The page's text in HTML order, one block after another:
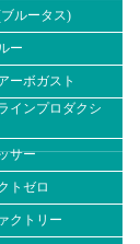
ブルータス)
ー
ーボガスト
インプロダクシ
サー
トゼロ
クトリー